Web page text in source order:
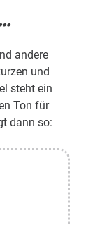
andere
und
steht ein
Ton für
dann so: